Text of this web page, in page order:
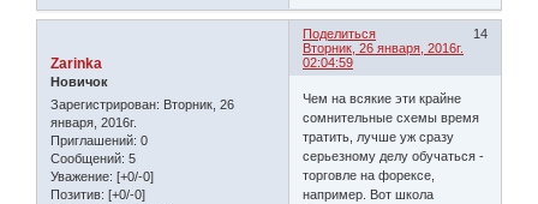
Поделиться
14
Вторник, 26 января, 2016г.
02:04:59
Zarinka
Новичок
Зарегистрирован: Вторник, 26
января, 2016г.
Приглашений: 0
Сообщений: 5
Уважение: [+0/-0]
Позитив: [+0/-0]
Чем на всякие эти крайне
сомнительные схемы время
тратить, лучше уж сразу
серьезному делу обучаться -
торговле на форексе,
например. Вот школа